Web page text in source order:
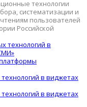
технологии
систематизации и
пользователей
Российской
технологий в
в виджетах
в виджетах